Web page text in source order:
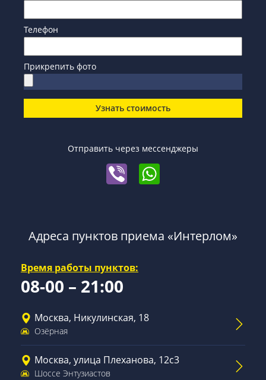
Телефон
Прикрепить фото
Узнать стоимость
Отправить через мессенджеры
Адреса пунктов приема «Интерлом»
Время работы пунктов:
08-00 – 21:00
Москва, Никулинская, 18
Озёрная
Москва, улица Плеханова, 12с3
Шоссе Энтузиастов